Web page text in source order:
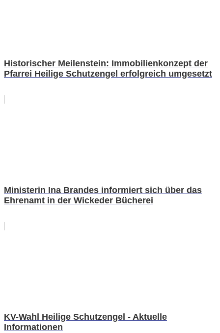
Historischer Meilenstein: Immobilienkonzept der
Pfarrei Heilige Schutzengel erfolgreich umgesetzt
Ministerin Ina Brandes informiert sich über das
Ehrenamt in der Wickeder Bücherei
KV-Wahl Heilige Schutzengel - Aktuelle
Informationen